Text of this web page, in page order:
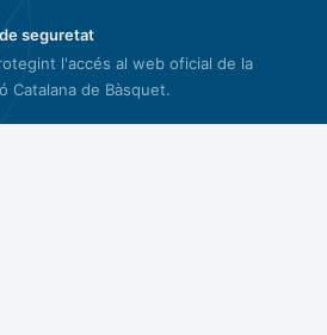
seguretat
l'accés al web oficial de la
Catalana de Bàsquet.